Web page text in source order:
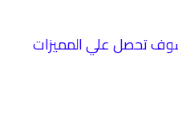
سوف تحصل علي المميزات